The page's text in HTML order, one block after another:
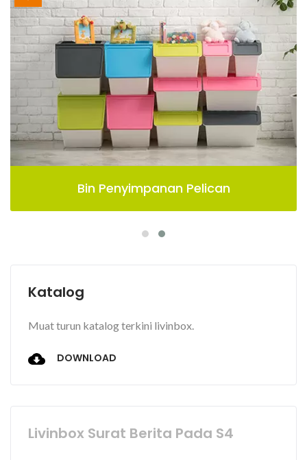
Bin Penyimpanan Pelican
Katalog
Muat turun katalog terkini livinbox.
DOWNLOAD
Livinbox Surat Berita Pada S4